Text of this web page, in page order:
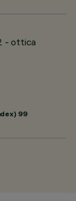
- ottica
99